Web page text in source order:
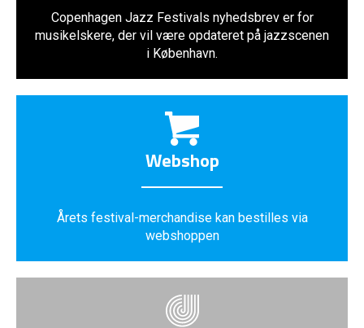
Copenhagen Jazz Festivals nyhedsbrev er for
musikelskere, der vil være opdateret på jazzscenen
i København.
Webshop
Årets festival-merchandise kan bestilles via
webshoppen